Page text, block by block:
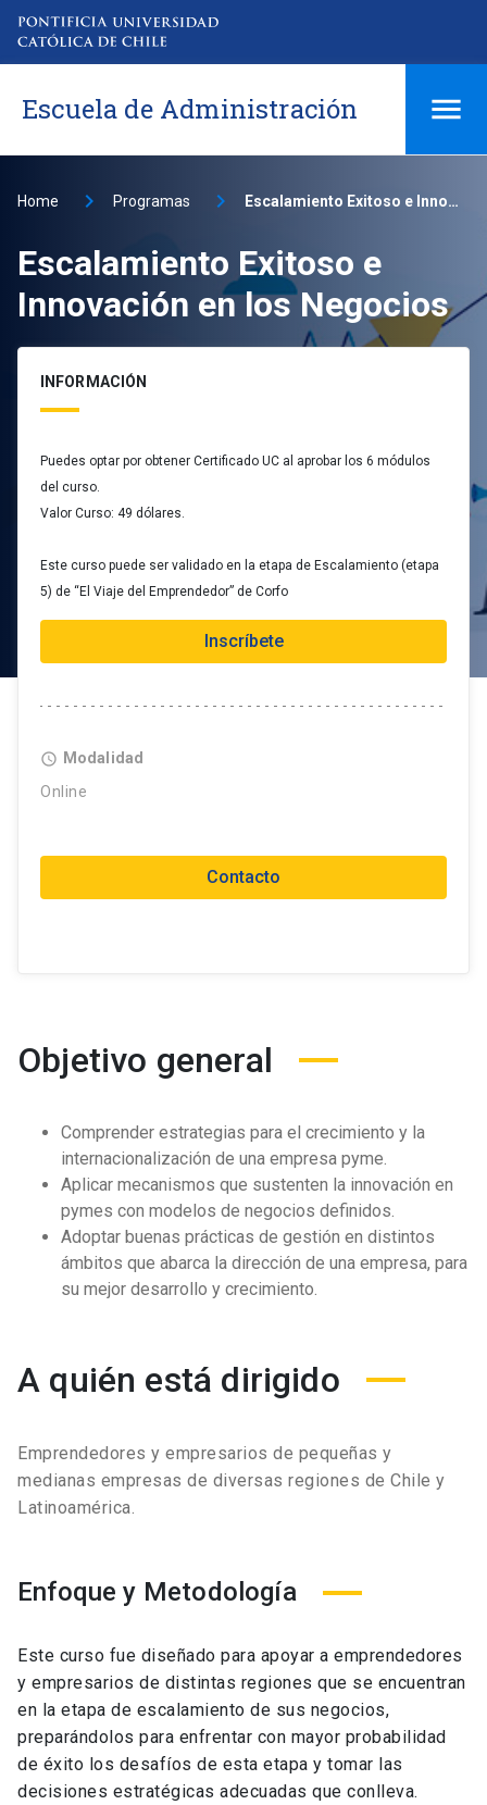
Escuela de Administración
Home Programas Escalamiento Exitoso e Innovación en los Negocios
Escalamiento Exitoso e
Innovación en los Negocios
INFORMACIÓN
Puedes optar por obtener Certificado UC al aprobar los 6 módulos
del curso.
Valor Curso: 49 dólares.
Este curso puede ser validado en la etapa de Escalamiento (etapa
5) de “El Viaje del Emprendedor” de Corfo
Inscríbete
access_time Modalidad
Online
Contacto
Objetivo general
Comprender estrategias para el crecimiento y la
internacionalización de una empresa pyme.
Aplicar mecanismos que sustenten la innovación en
pymes con modelos de negocios definidos.
Adoptar buenas prácticas de gestión en distintos
ámbitos que abarca la dirección de una empresa, para
su mejor desarrollo y crecimiento.
A quién está dirigido
Emprendedores y empresarios de pequeñas y
medianas empresas de diversas regiones de Chile y
Latinoamérica.
Enfoque y Metodología
Este curso fue diseñado para apoyar a emprendedores
y empresarios de distintas regiones que se encuentran
en la etapa de escalamiento de sus negocios,
preparándolos para enfrentar con mayor probabilidad
de éxito los desafíos de esta etapa y tomar las
decisiones estratégicas adecuadas que conlleva.